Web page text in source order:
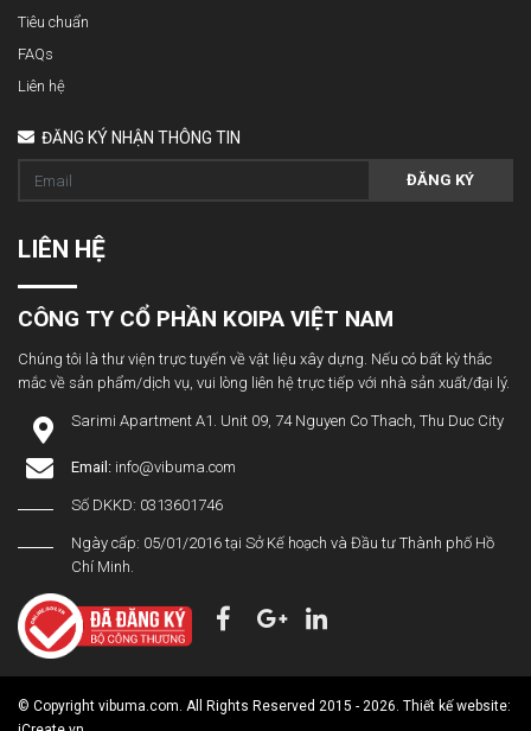
Tiêu chuẩn
FAQs
Liên hệ
ĐĂNG KÝ NHẬN THÔNG TIN
ĐĂNG KÝ
LIÊN HỆ
CÔNG TY CỔ PHẦN KOIPA VIỆT NAM
Chúng tôi là thư viện trực tuyến về vật liệu xây dựng. Nếu có bất kỳ thắc
mắc về sản phẩm/dịch vụ, vui lòng liên hệ trực tiếp với nhà sản xuất/đại lý.
Sarimi Apartment A1. Unit 09, 74 Nguyen Co Thach, Thu Duc City
Email: info@vibuma.com
Số DKKD: 0313601746
Ngày cấp: 05/01/2016 tại Sở Kế hoạch và Đầu tư Thành phố Hồ
Chí Minh.
© Copyright vibuma.com. All Rights Reserved 2015 - 2026. Thiết kế website: